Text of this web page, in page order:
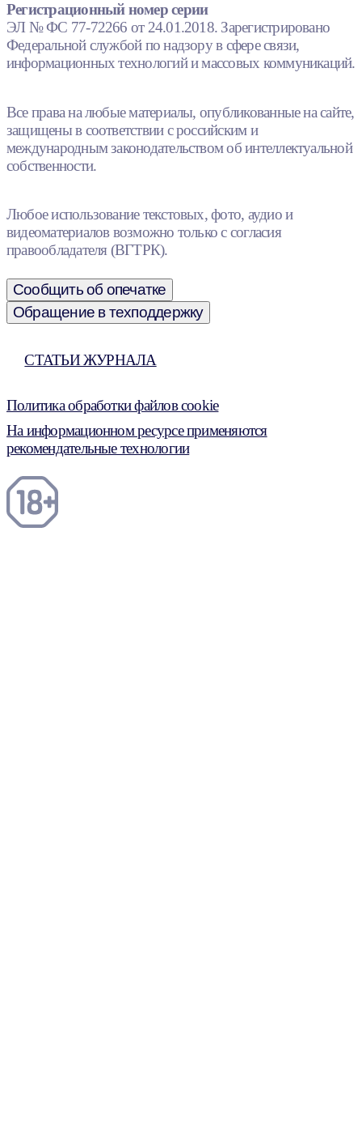
Регистрационный номер серии
ЭЛ № ФС 77-72266 от 24.01.2018. Зарегистрировано
Федеральной службой по надзору в сфере связи,
информационных технологий и массовых коммуникаций.
Все права на любые материалы, опубликованные на сайте,
защищены в соответствии с российским и
международным законодательством об интеллектуальной
собственности.
Любое использование текстовых, фото, аудио и
видеоматериалов возможно только с согласия
правообладателя (ВГТРК).
Сообщить об опечатке
Обращение в техподдержку
СТАТЬИ ЖУРНАЛА
Политика обработки файлов cookie
На информационном ресурсе применяются
рекомендательные технологии